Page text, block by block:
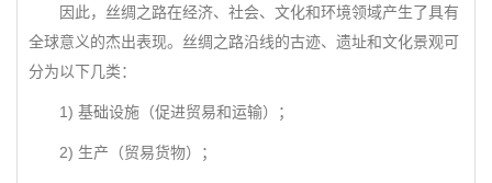
因此，丝绸之路在经济、社会、文化和环境领域产生了具有
全球意义的杰出表现。丝绸之路沿线的古迹、遗址和文化景观可
分为以下几类：
1) 基础设施（促进贸易和运输）；
2) 生产（贸易货物）；